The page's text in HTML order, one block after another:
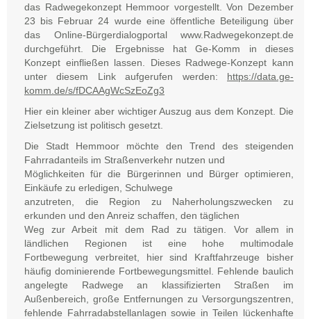
das Radwegekonzept Hemmoor vorgestellt. Von Dezember
23 bis Februar 24 wurde eine öffentliche Beteiligung über
das Online-Bürgerdialogportal www.Radwegekonzept.de
durchgeführt. Die Ergebnisse hat Ge-Komm in dieses
Konzept einfließen lassen. Dieses Radwege-Konzept kann
unter diesem Link aufgerufen werden: https://data.ge-
komm.de/s/fDCAAgWcSzEoZg3
Hier ein kleiner aber wichtiger Auszug aus dem Konzept. Die
Zielsetzung ist politisch gesetzt.
Die Stadt Hemmoor möchte den Trend des steigenden
Fahrradanteils im Straßenverkehr nutzen und
Möglichkeiten für die Bürgerinnen und Bürger optimieren,
Einkäufe zu erledigen, Schulwege
anzutreten, die Region zu Naherholungszwecken zu
erkunden und den Anreiz schaffen, den täglichen
Weg zur Arbeit mit dem Rad zu tätigen. Vor allem in
ländlichen Regionen ist eine hohe multimodale
Fortbewegung verbreitet, hier sind Kraftfahrzeuge bisher
häufig dominierende Fortbewegungsmittel. Fehlende baulich
angelegte Radwege an klassifizierten Straßen im
Außenbereich, große Entfernungen zu Versorgungszentren,
fehlende Fahrradabstellanlagen sowie in Teilen lückenhafte